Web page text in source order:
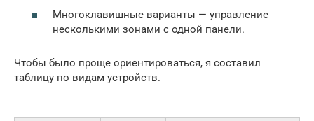
Многоклавишные варианты — управление
несколькими зонами с одной панели.
Чтобы было проще ориентироваться, я составил
таблицу по видам устройств.